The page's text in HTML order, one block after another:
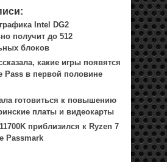
Intel DG2
получит до 512
блоков
какие игры появятся
Pass в первой половине
готовиться к повышению
платы и видеокарты
приблизился к Ryzen 7
Passmark